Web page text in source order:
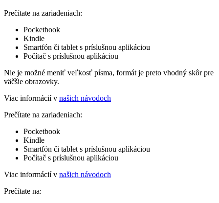
Prečítate na zariadeniach:
Pocketbook
Kindle
Smartfón či tablet s príslušnou aplikáciou
Počítač s príslušnou aplikáciou
Nie je možné meniť veľkosť písma, formát je preto vhodný skôr pre
väčšie obrazovky.
Viac informácií v našich návodoch
Prečítate na zariadeniach:
Pocketbook
Kindle
Smartfón či tablet s príslušnou aplikáciou
Počítač s príslušnou aplikáciou
Viac informácií v našich návodoch
Prečítate na: